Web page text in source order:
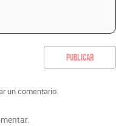
Publicar
un comentario.